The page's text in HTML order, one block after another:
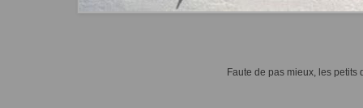
Faute de pas mieux, les